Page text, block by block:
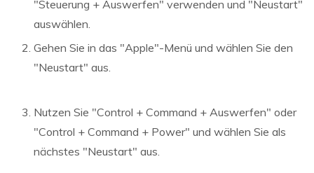
"Steuerung + Auswerfen" verwenden und "Neustart"
auswählen.
Gehen Sie in das "Apple"-Menü und wählen Sie den
"Neustart" aus.
Nutzen Sie "Control + Command + Auswerfen" oder
"Control + Command + Power" und wählen Sie als
nächstes "Neustart" aus.